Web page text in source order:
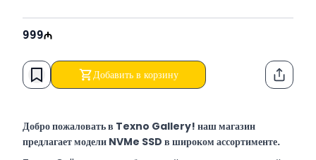
999
Добавить в корзину
Добро пожаловать в Texno Gallery! наш магазин
предлагает модели NVMe SSD в широком ассортименте.